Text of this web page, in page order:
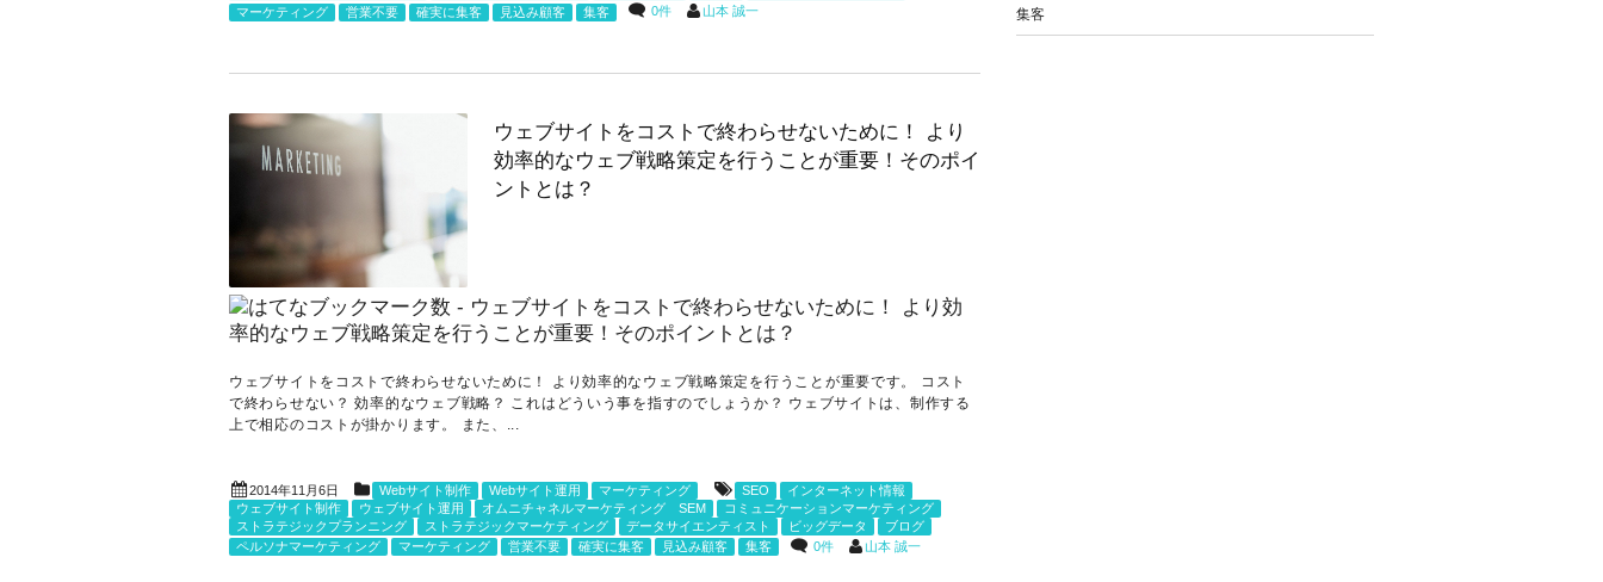
マーケティング
営業不要 確実に集客 見込み顧客 集客 0件 山本 誠一
ウェブサイトをコストで終わらせないために！ より
効率的なウェブ戦略策定を行うことが重要！そのポイ
ントとは？
ウェブサイトをコストで終わらせないために！ より効率的なウェブ戦略策定を行うことが重要です。 コスト
で終わらせない？ 効率的なウェブ戦略？ これはどういう事を指すのでしょうか？ ウェブサイトは、制作する
上で相応のコストが掛かります。 また、...
2014年11月6日 Webサイト制作 Webサイト運用 マーケティング SEO
インターネット情報
ウェブサイト制作
ウェブサイト運用 オムニチャネルマーケティング SEM
コミュニケーションマーケティング
ストラテジックプランニング
ストラテジックマーケティング データサイエンティスト ビッグデータ
ブログ
ペルソナマーケティング
マーケティング 営業不要 確実に集客 見込み顧客 集客 0件 山本 誠一
集客